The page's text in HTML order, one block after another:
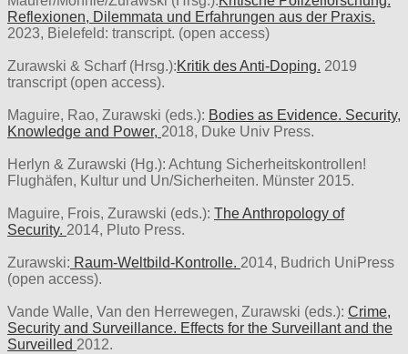
Reflexionen, Dilemmata und Erfahrungen aus der Praxis.
2023, Bielefeld: transcript. (open access)
Zurawski & Scharf (Hrsg.):Kritik des Anti-Doping. 2019
transcript (open access).
Maguire, Rao, Zurawski (eds.): Bodies as Evidence. Security,
Knowledge and Power, 2018, Duke Univ Press.
Herlyn & Zurawski (Hg.): Achtung Sicherheitskontrollen!
Flughäfen, Kultur und Un/Sicherheiten. Münster 2015.
Maguire, Frois, Zurawski (eds.): The Anthropology of
Security. 2014, Pluto Press.
Zurawski: Raum-Weltbild-Kontrolle. 2014, Budrich UniPress
(open access).
Vande Walle, Van den Herrewegen, Zurawski (eds.): Crime,
Security and Surveillance. Effects for the Surveillant and the
Surveilled 2012.